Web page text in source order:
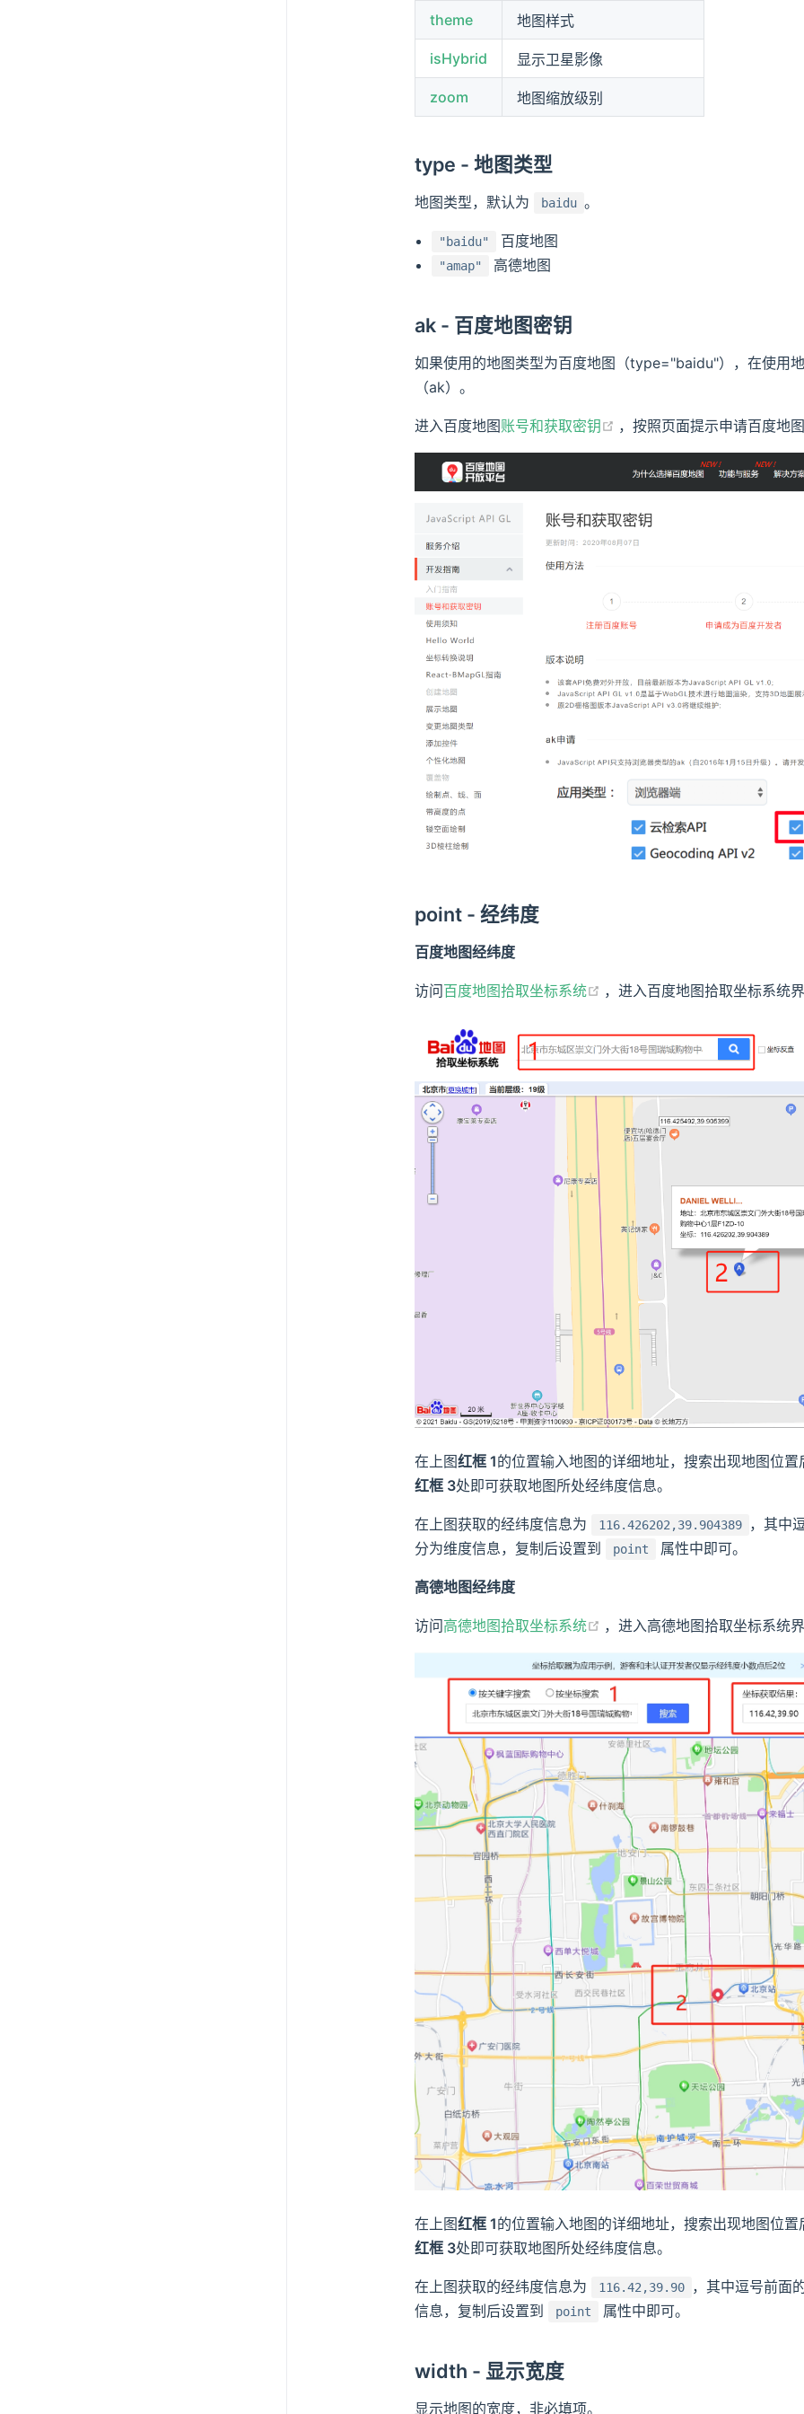
theme 地图样式
isHybrid 显示卫星影像
zoom 地图缩放级别
type - 地图类型
地图类型，默认为 baidu 。
"baidu" 百度地图
"amap" 高德地图
ak - 百度地图密钥
如果使用的地图类型为百度地图（type="baidu"），在使用
（ak）。
进入百度地图账号和获取密钥 (opens new window)
，按照页面提示申请百度地
point - 经纬度
百度地图经纬度
访问百度地图拾取坐标系统 (opens new window)
，进入百度地图拾取坐标系统
在上图红框 1的位置输入地图的详细地址，搜索出现地图位置
红框 3处即可获取地图所处经纬度信息。
在上图获取的经纬度信息为 116.426202,39.904389
，其中
分为维度信息，复制后设置到
point 属性中即可。
高德地图经纬度
访问高德地图拾取坐标系统 (opens new window)
，进入高德地图拾取坐标系统
在上图红框 1的位置输入地图的详细地址，搜索出现地图位置
红框 3处即可获取地图所处经纬度信息。
在上图获取的经纬度信息为 116.42,39.90
，其中逗号前面
信息，复制后设置到
point 属性中即可。
width - 显示宽度
显示地图的宽度，非必填项。